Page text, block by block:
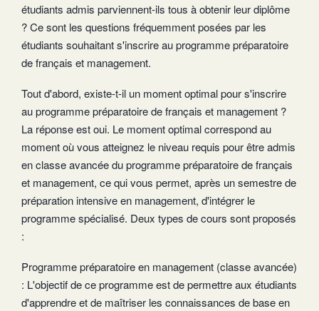
étudiants admis parviennent-ils tous à obtenir leur diplôme
? Ce sont les questions fréquemment posées par les
étudiants souhaitant s'inscrire au programme préparatoire
de français et management.
Tout d'abord, existe-t-il un moment optimal pour s'inscrire
au programme préparatoire de français et management ?
La réponse est oui. Le moment optimal correspond au
moment où vous atteignez le niveau requis pour être admis
en classe avancée du programme préparatoire de français
et management, ce qui vous permet, après un semestre de
préparation intensive en management, d'intégrer le
programme spécialisé. Deux types de cours sont proposés
:
Programme préparatoire en management (classe avancée)
: L'objectif de ce programme est de permettre aux étudiants
d'apprendre et de maîtriser les connaissances de base en